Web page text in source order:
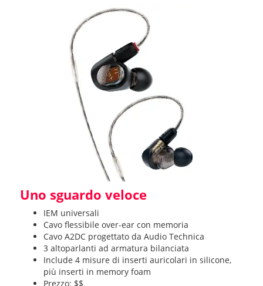
Uno sguardo veloce
IEM universali
Cavo flessibile over-ear con memoria
Cavo A2DC progettato da Audio Technica
3 altoparlanti ad armatura bilanciata
Include 4 misure di inserti auricolari in silicone,
più inserti in memory foam
Prezzo: $$